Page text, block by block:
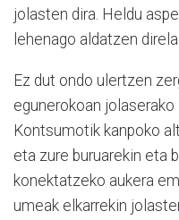
jolasten dira. Heldu
lehenago aldatzen
Ez dut ondo ulertzen
egunerokoan jolaserako
Kontsumotik kanpoko
eta zure buruarekin eta
konektatzeko aukera
umeak elkarrekin